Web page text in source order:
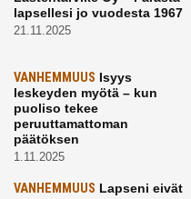
lapsellesi jo vuodesta 1967
21.11.2025
VANHEMMUUS Isyys
leskeyden myötä – kun
puoliso tekee
peruuttamattoman
päätöksen
1.11.2025
VANHEMMUUS Lapseni eivät